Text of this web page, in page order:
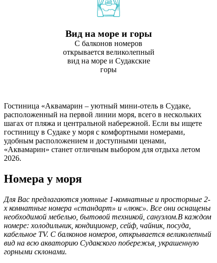
Вид на море и горы
С балконов номеров
открывается великолепный
вид на море и Судакские
горы
Гостиница «Аквамарин – уютный мини-отель в Судаке,
расположенный на первой линии моря, всего в нескольких
шагах от пляжа и центральной набережной. Если вы ищете
гостиницу в Судаке у моря с комфортными номерами,
удобным расположением и доступными ценами,
«Аквамарин» станет отличным выбором для отдыха летом
2026.
Номера у моря
Для Вас предлагаются уютные 1-комнатные и просторные 2-
х комнатные номера «стандарт» и «люкс». Все они оснащены
необходимой мебелью, бытовой техникой, санузлом.В каждом
номере: холодильник, кондиционер, сейф, чайник, посуда,
кабельное TV. С балконов номеров, открывается великолепный
вид на всю акваторию Судакского побережья, украшенную
горными склонами.